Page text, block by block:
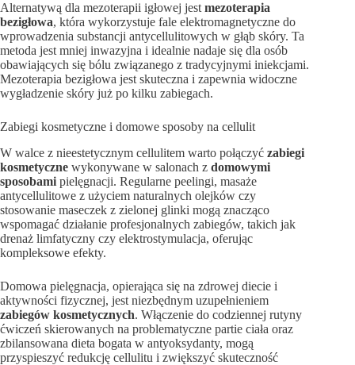
Alternatywą dla mezoterapii igłowej jest mezoterapia
bezigłowa, która wykorzystuje fale elektromagnetyczne do
wprowadzenia substancji antycellulitowych w głąb skóry. Ta
metoda jest mniej inwazyjna i idealnie nadaje się dla osób
obawiających się bólu związanego z tradycyjnymi iniekcjami.
Mezoterapia bezigłowa jest skuteczna i zapewnia widoczne
wygładzenie skóry już po kilku zabiegach.
Zabiegi kosmetyczne i domowe sposoby na cellulit
W walce z nieestetycznym cellulitem warto połączyć zabiegi
kosmetyczne wykonywane w salonach z domowymi
sposobami pielęgnacji. Regularne peelingi, masaże
antycellulitowe z użyciem naturalnych olejków czy
stosowanie maseczek z zielonej glinki mogą znacząco
wspomagać działanie profesjonalnych zabiegów, takich jak
drenaż limfatyczny czy elektrostymulacja, oferując
kompleksowe efekty.
Domowa pielęgnacja, opierająca się na zdrowej diecie i
aktywności fizycznej, jest niezbędnym uzupełnieniem
zabiegów kosmetycznych. Włączenie do codziennej rutyny
ćwiczeń skierowanych na problematyczne partie ciała oraz
zbilansowana dieta bogata w antyoksydanty, mogą
przyspieszyć redukcję cellulitu i zwiększyć skuteczność